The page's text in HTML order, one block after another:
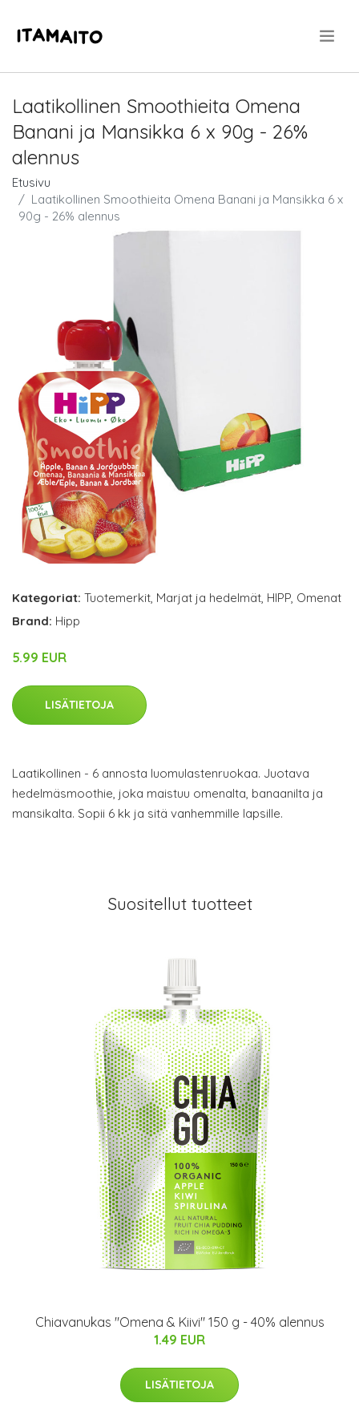
Laatikollinen Smoothieita Omena
Banani ja Mansikka 6 x 90g - 26%
alennus
Etusivu
Laatikollinen Smoothieita Omena Banani ja Mansikka 6 x
90g - 26% alennus
Kategoriat: Tuotemerkit, Marjat ja hedelmät, HIPP, Omenat
Brand: Hipp
5.99 EUR
LISÄTIETOJA
Laatikollinen - 6 annosta luomulastenruokaa. Juotava
hedelmäsmoothie, joka maistuu omenalta, banaanilta ja
mansikalta. Sopii 6 kk ja sitä vanhemmille lapsille.
Suositellut tuotteet
Chiavanukas "Omena & Kiivi" 150 g - 40% alennus
1.49 EUR
LISÄTIETOJA